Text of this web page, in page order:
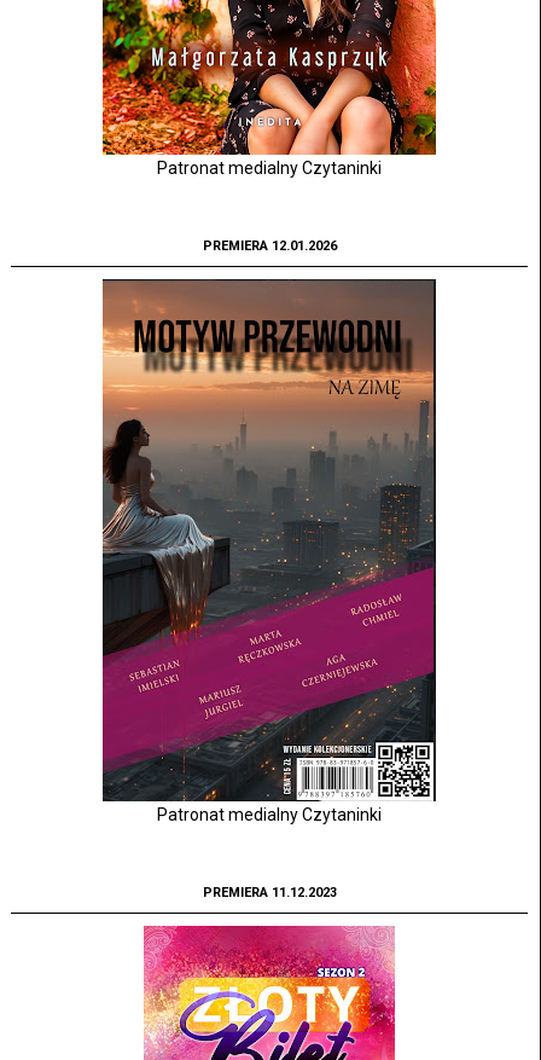
Patronat medialny Czytaninki
PREMIERA 12.01.2026
Patronat medialny Czytaninki
PREMIERA 11.12.2023